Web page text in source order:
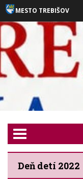
MESTO TREBIŠOV
prepnut_navigaciu
Deň detí 2022